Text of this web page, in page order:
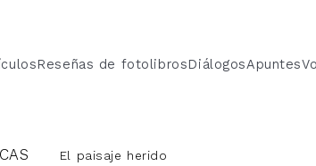
Reseñas de fotolibrosDiálogosApuntes
El paisaje herido